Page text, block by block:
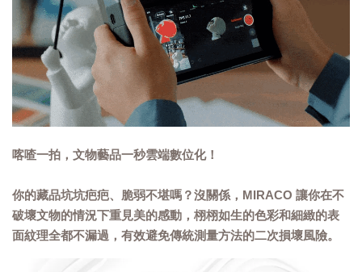
喀喳一拍，文物藝品一秒雲端數位化！
你的藏品坑坑疤疤、脆弱不堪嗎？沒關係，MIRACO 讓你在不
破壞文物的情況下重見美的感動，栩栩如生的色彩和細緻的表
面紋理全都不漏過，有效避免傳統測量方法的二次損壞風險。